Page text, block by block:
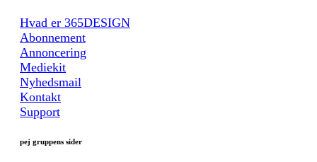
Hvad er 365DESIGN
Abonnement
Annoncering
Mediekit
Nyhedsmail
Kontakt
Support
pej gruppens sider